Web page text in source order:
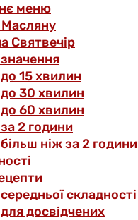
меню
Святвечір
15 хвилин
30 хвилин
60 хвилин
2 години
ніж за 2 години
складності
досвідчених